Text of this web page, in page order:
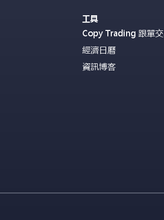
工具
Copy Trading 跟單
經濟日曆
資訊博客